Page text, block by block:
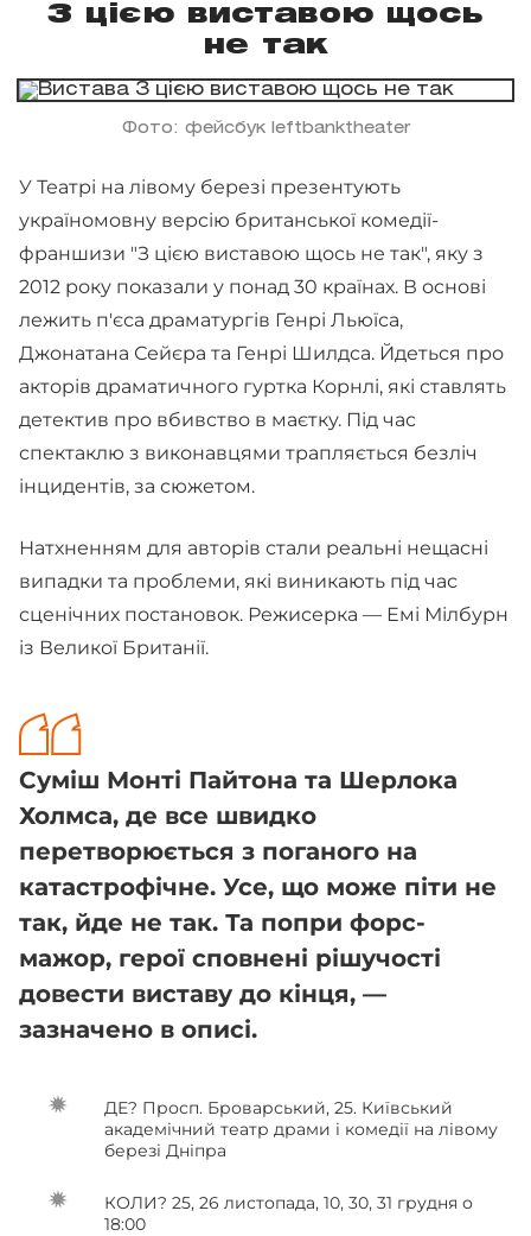
З цією виставою щось
не так
Фото: фейсбук leftbanktheater
У Театрі на лівому березі презентують
україномовну версію британської комедії-
франшизи "З цією виставою щось не так", яку з
2012 року показали у понад 30 країнах. В основі
лежить п'єса драматургів Генрі Льюїса,
Джонатана Сейєра та Генрі Шилдса. Йдеться про
акторів драматичного гуртка Корнлі, які ставлять
детектив про вбивство в маєтку. Під час
спектаклю з виконавцями трапляється безліч
інцидентів, за сюжетом.
Натхненням для авторів стали реальні нещасні
випадки та проблеми, які виникають під час
сценічних постановок. Режисерка — Емі Мілбурн
із Великої Британії.
Суміш Монті Пайтона та Шерлока
Холмса, де все швидко
перетворюється з поганого на
катастрофічне. Усе, що може піти не
так, йде не так. Та попри форс-
мажор, герої сповнені рішучості
довести виставу до кінця, —
зазначено в описі.
ДЕ? Просп. Броварський, 25. Київський
академічний театр драми і комедії на лівому
березі Дніпра
КОЛИ? 25, 26 листопада, 10, 30, 31 грудня о
18:00